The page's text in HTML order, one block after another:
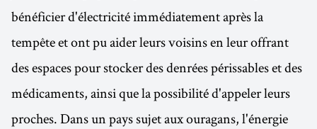
bénéficier d'électricité immédiatement après la
tempête et ont pu aider leurs voisins en leur offrant
des espaces pour stocker des denrées périssables et des
médicaments, ainsi que la possibilité d'appeler leurs
proches. Dans un pays sujet aux ouragans, l'énergie